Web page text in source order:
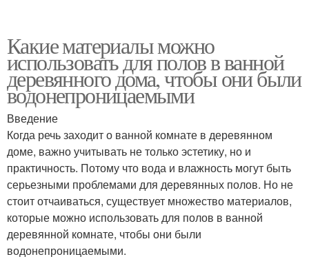
Какие материалы можно
использовать для полов в ванной
деревянного дома, чтобы они были
водонепроницаемыми
Введение
Когда речь заходит о ванной комнате в деревянном
доме, важно учитывать не только эстетику, но и
практичность. Потому что вода и влажность могут быть
серьезными проблемами для деревянных полов. Но не
стоит отчаиваться, существует множество материалов,
которые можно использовать для полов в ванной
деревянной комнате, чтобы они были
водонепроницаемыми.